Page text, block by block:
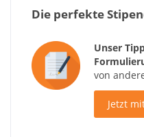
Die perfekte
Unser
von
Jetzt